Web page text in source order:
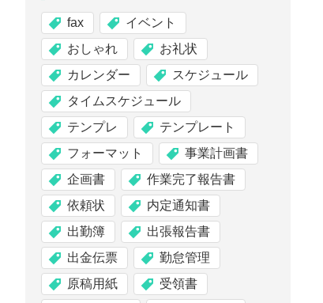
fax
イベント
おしゃれ
お礼状
カレンダー
スケジュール
タイムスケジュール
テンプレ
テンプレート
フォーマット
事業計画書
企画書
作業完了報告書
依頼状
内定通知書
出勤簿
出張報告書
出金伝票
勤怠管理
原稿用紙
受領書